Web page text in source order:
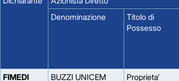
Denominazione
Titolo di
Possesso
FIMEDI
BUZZI UNICEM
Proprieta'